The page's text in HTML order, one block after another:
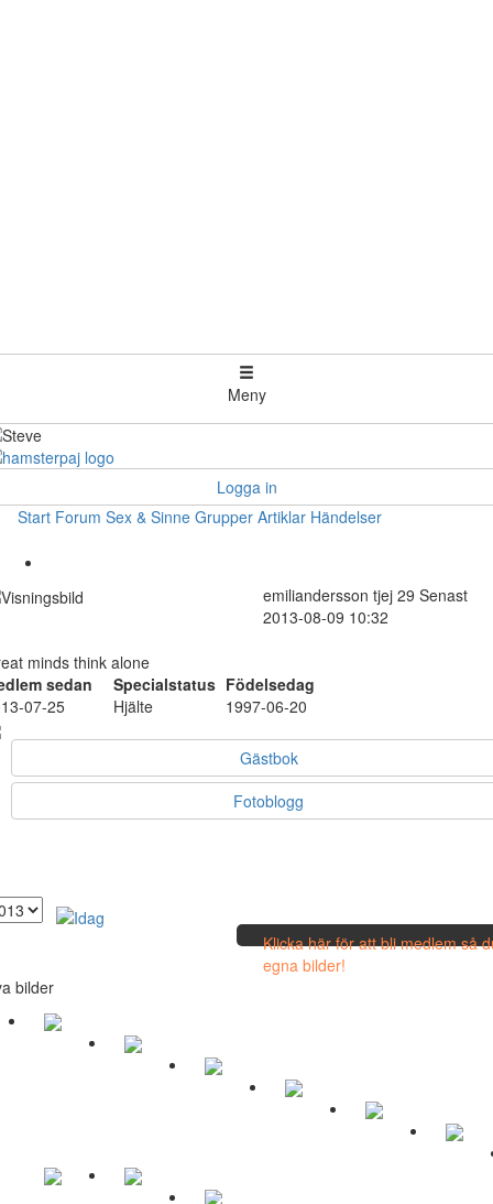
Meny
Logga in
Start Forum Sex & Sinne Grupper Artiklar Händelser
emiliandersson tjej 29 Senast
2013-08-09 10:32
minds think alone
sedan
Specialstatus Födelsedag
07-25
Hjälte 1997-06-20
Gästbok
Fotoblogg
Klicka här för att bli medlem så
egna bilder!
bilder